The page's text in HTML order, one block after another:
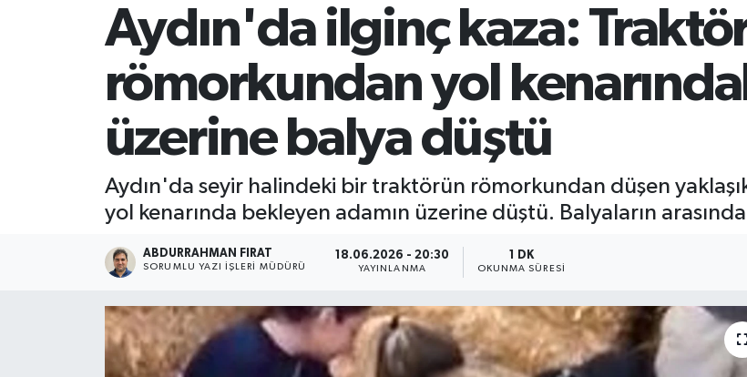
Aydın'da ilginç kaza:
römorkundan yol
üzerine balya düştü
Aydın'da seyir halindeki bir traktörün römorkundan düşen
yol kenarında bekleyen adamın üzerine düştü. Balyaların
ABDURRAHMAN FIRAT
SORUMLU YAZI İŞLERI MÜDÜRÜ
18.06.2026 - 20:30
YAYINLANMA
1 DK
OKUNMA SÜRESI
Tüm Manşetler
Son Dakika Haberleri
Haber Arşivi